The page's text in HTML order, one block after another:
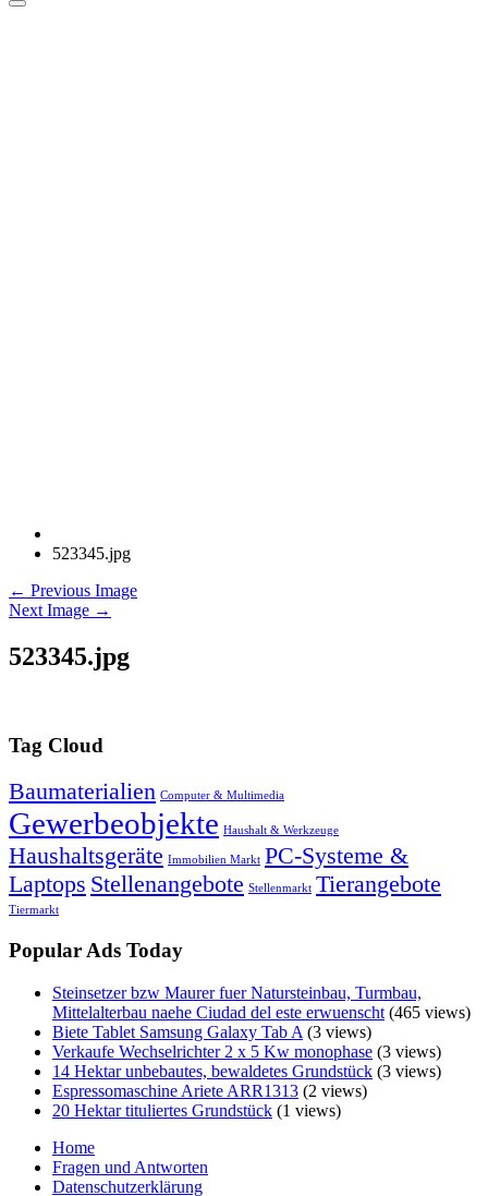
523345.jpg
← Previous Image
Next Image →
523345.jpg
Tag Cloud
Baumaterialien Computer & Multimedia
Gewerbeobjekte Haushalt & Werkzeuge
Haushaltsgeräte Immobilien Markt PC-Systeme &
Laptops Stellenangebote Stellenmarkt Tierangebote
Tiermarkt
Popular Ads Today
Steinsetzer bzw Maurer fuer Natursteinbau, Turmbau,
Mittelalterbau naehe Ciudad del este erwuenscht (465 views)
Biete Tablet Samsung Galaxy Tab A (3 views)
Verkaufe Wechselrichter 2 x 5 Kw monophase (3 views)
14 Hektar unbebautes, bewaldetes Grundstück (3 views)
Espressomaschine Ariete ARR1313 (2 views)
20 Hektar tituliertes Grundstück (1 views)
Home
Fragen und Antworten
Datenschutzerklärung